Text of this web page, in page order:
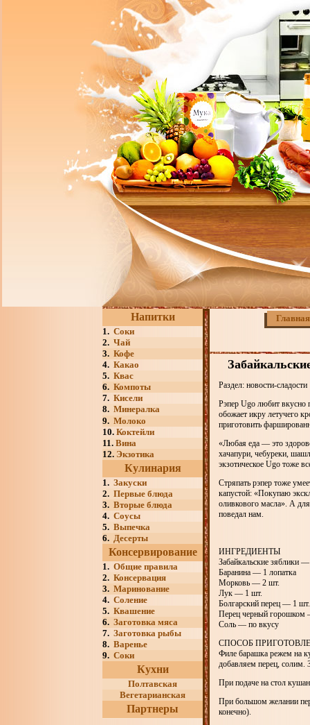
Напитки
1. Соки
2. Чай
3. Кофе
4. Какао
5. Квас
6. Компоты
7. Кисели
8. Минералка
9. Молоко
10. Коктейли
11. Вина
12. Экзотика
Кулинария
1. Закуски
2. Первые блюда
3. Вторые блюда
4. Соусы
5. Выпечка
6. Десерты
Консервирование
1. Общие правила
2. Консервация
3. Маринование
4. Соление
5. Квашение
6. Заготовка мяса
7. Заготовка рыбы
8. Варенье
9. Соки
Кухни
Полтавская
Вегетарианская
Партнеры
Главная
Раздел: новости-сладости
Рэпер Ugo любит вкусно
обожает икру летучего
приготовить
«Любая еда — это
хачапури, чебуреки,
экзотическое Ugo тоже
Стряпать рэпер тоже
капустой: «Покупаю
оливкового масла». А
поведал нам.
ИНГРЕДИЕНТЫ
Забайкальские зяблики
Баранина — 1 лопатка
Морковь — 2 шт.
Лук — 1 шт.
Болгарский перец — 1 шт.
Перец черный
Соль — по вкусу
СПОСОБ
Филе барашка режем на
добавляем перец, солим.
При подаче на стол
При большом желании
конечно).